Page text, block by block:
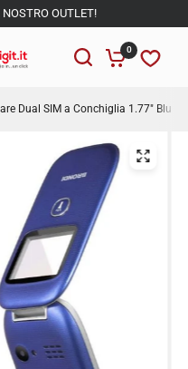
OUTLET!
0
Dual SIM a Conchiglia 1.77" Blu